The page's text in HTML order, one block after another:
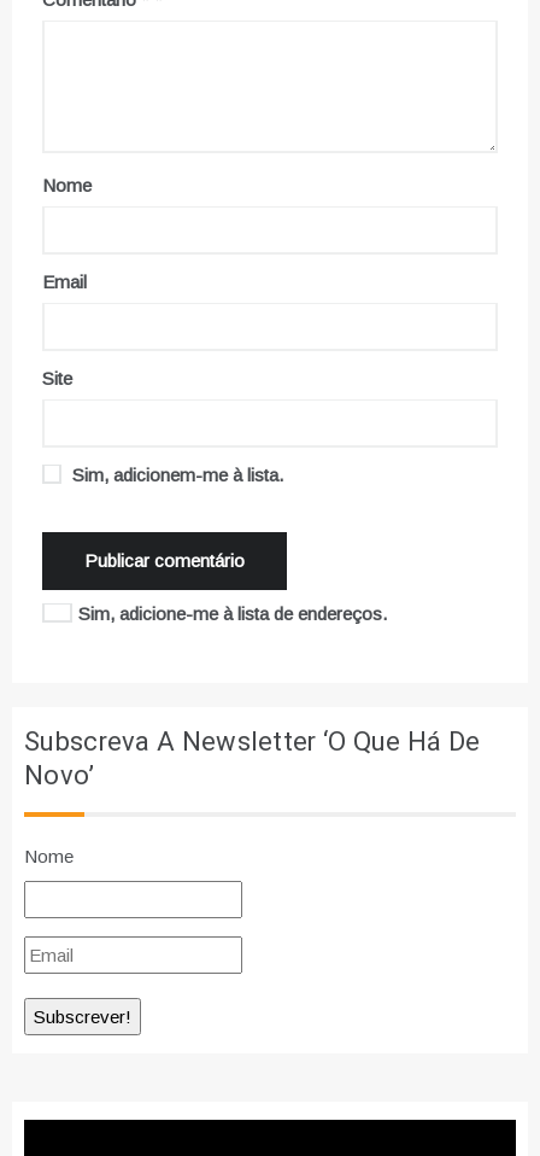
Nome
Email
Site
Sim, adicionem-me à lista.
Sim, adicione-me à lista de endereços.
Subscreva A Newsletter ‘O Que Há De
Novo’
Nome